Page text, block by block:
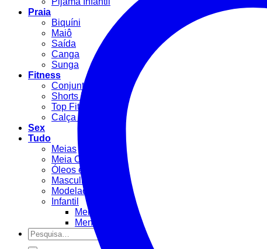
Praia
Biquíni
Maiô
Saída
Canga
Sunga
Fitness
Conjunto Fitness
Shorts Fitness
Top Fitness
Calça Fitness
Sex
Tudo
Meias
Meia Calça / Fina
Óleos e Géis
Masculino
Modeladora
Infantil
Menino
Menina
Pesquisar
por: